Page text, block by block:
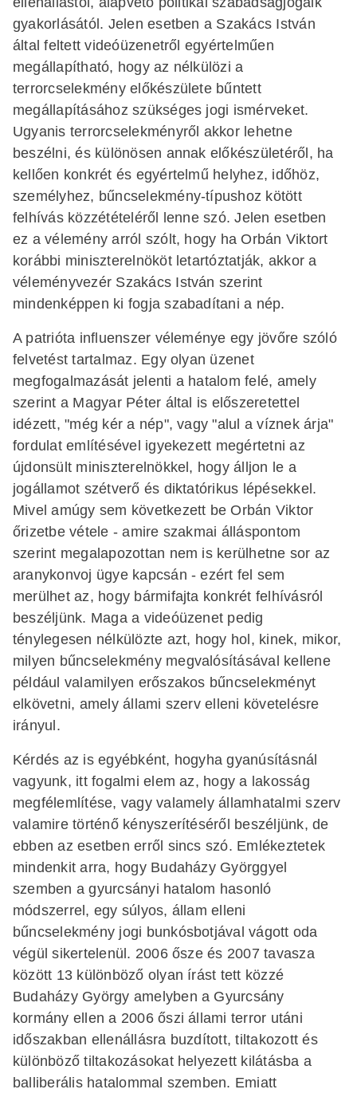
gyakorlásától. Jelen esetben a Szakács István
által feltett videóüzenetről egyértelműen
megállapítható, hogy az nélkülözi a
terrorcselekmény előkészülete bűntett
megállapításához szükséges jogi ismérveket.
Ugyanis terrorcselekményről akkor lehetne
beszélni, és különösen annak előkészületéről, ha
kellően konkrét és egyértelmű helyhez, időhöz,
személyhez, bűncselekmény-típushoz kötött
felhívás közzétételéről lenne szó. Jelen esetben
ez a vélemény arról szólt, hogy ha Orbán Viktort
korábbi miniszterelnököt letartóztatják, akkor a
véleményvezér Szakács István szerint
mindenképpen ki fogja szabadítani a nép.
A patrióta influenszer véleménye egy jövőre szóló
felvetést tartalmaz. Egy olyan üzenet
megfogalmazását jelenti a hatalom felé, amely
szerint a Magyar Péter által is előszeretettel
idézett, "még kér a nép", vagy "alul a víznek árja"
fordulat említésével igyekezett megértetni az
újdonsült miniszterelnökkel, hogy álljon le a
jogállamot szétverő és diktatórikus lépésekkel.
Mivel amúgy sem következett be Orbán Viktor
őrizetbe vétele - amire szakmai álláspontom
szerint megalapozottan nem is kerülhetne sor az
aranykonvoj ügye kapcsán - ezért fel sem
merülhet az, hogy bármifajta konkrét felhívásról
beszéljünk. Maga a videóüzenet pedig
ténylegesen nélkülözte azt, hogy hol, kinek, mikor,
milyen bűncselekmény megvalósításával kellene
például valamilyen erőszakos bűncselekményt
elkövetni, amely állami szerv elleni követelésre
irányul.
Kérdés az is egyébként, hogyha gyanúsításnál
vagyunk, itt fogalmi elem az, hogy a lakosság
megfélemlítése, vagy valamely államhatalmi szerv
valamire történő kényszerítéséről beszéljünk, de
ebben az esetben erről sincs szó. Emlékeztetek
mindenkit arra, hogy Budaházy Györggyel
szemben a gyurcsányi hatalom hasonló
módszerrel, egy súlyos, állam elleni
bűncselekmény jogi bunkósbotjával vágott oda
végül sikertelenül. 2006 ősze és 2007 tavasza
között 13 különböző olyan írást tett közzé
Budaházy György amelyben a Gyurcsány
kormány ellen a 2006 őszi állami terror utáni
időszakban ellenállásra buzdított, tiltakozott és
különböző tiltakozásokat helyezett kilátásba a
balliberális hatalommal szemben. Emiatt